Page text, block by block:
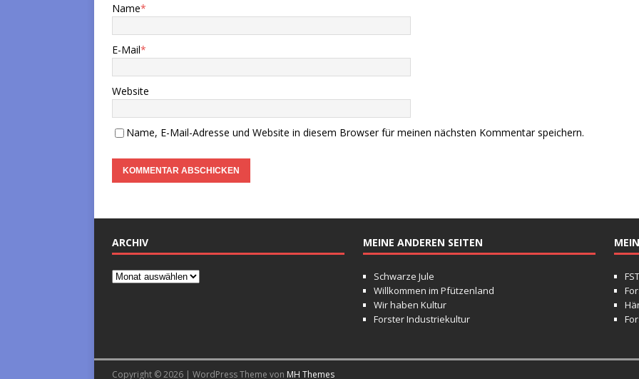
Name*
E-Mail*
Website
Name, E-Mail-Adresse und Website in diesem Browser für meinen nächsten Kommentar speichern.
ARCHIV MEINE ANDEREN SEITEN
Schwarze Jule
Willkommen im Pfützenland
Wir haben Kultur
Forster Industriekultur
Copyright © 2026 | WordPress Theme von MH Themes